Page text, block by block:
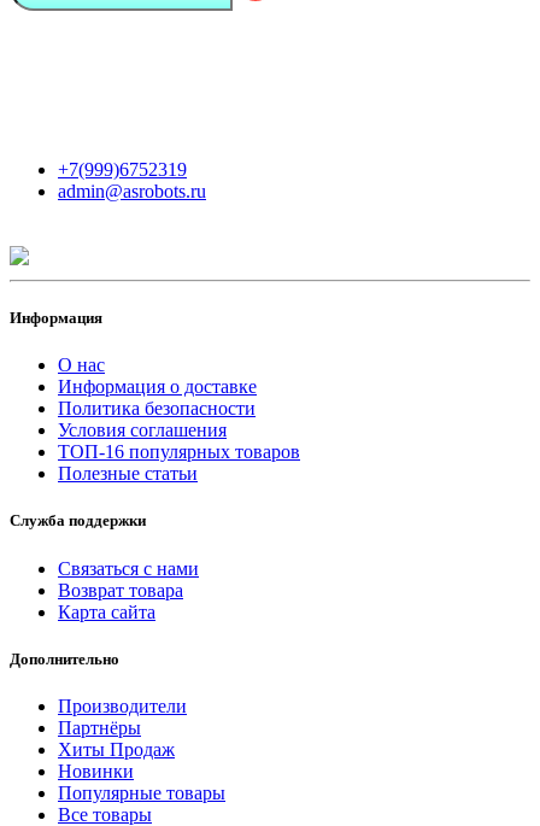
+7(999)6752319
admin@asrobots.ru
Информация
О нас
Информация о доставке
Политика безопасности
Условия соглашения
ТОП-16 популярных товаров
Полезные статьи
Служба поддержки
Связаться с нами
Возврат товара
Карта сайта
Дополнительно
Производители
Партнёры
Хиты Продаж
Новинки
Популярные товары
Все товары